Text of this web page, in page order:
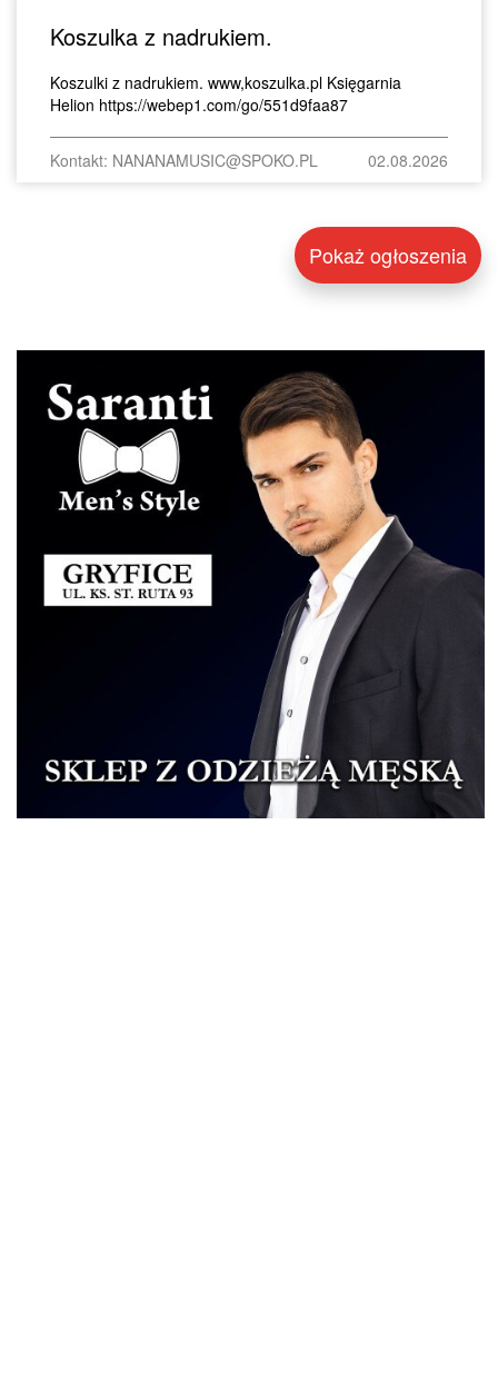
Koszulka z nadrukiem.
Koszulki z nadrukiem. www,koszulka.pl Księgarnia
Helion https://webep1.com/go/551d9faa87
Kontakt: NANANAMUSIC@SPOKO.PL 02.08.2026
Pokaż ogłoszenia